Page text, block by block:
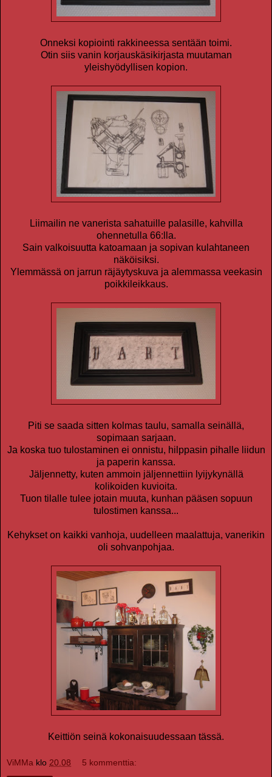
Onneksi kopiointi rakkineessa sentään toimi.
Otin siis vanin korjauskäsikirjasta muutaman
yleishyödyllisen kopion.
Liimailin ne vanerista sahatuille palasille, kahvilla
ohennetulla 66:lla.
Sain valkoisuutta katoamaan ja sopivan kulahtaneen
näköisiksi.
Ylemmässä on jarrun räjäytyskuva ja alemmassa veekasin
poikkileikkaus.
Piti se saada sitten kolmas taulu, samalla seinällä,
sopimaan sarjaan.
Ja koska tuo tulostaminen ei onnistu, hilppasin pihalle liidun
ja paperin kanssa.
Jäljennetty, kuten ammoin jäljennettiin lyijykynällä
kolikoiden kuvioita.
Tuon tilalle tulee jotain muuta, kunhan pääsen sopuun
tulostimen kanssa...
Kehykset on kaikki vanhoja, uudelleen maalattuja, vanerikin
oli sohvanpohjaa.
Keittiön seinä kokonaisuudessaan tässä.
ViMMa klo 20.08 5 kommenttia: